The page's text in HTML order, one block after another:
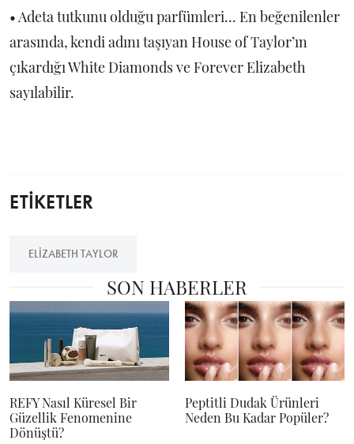
• Adeta tutkunu olduğu parfümleri... En beğenilenler
arasında, kendi adını taşıyan House of Taylor’ın
çıkardığı White Diamonds ve Forever Elizabeth
sayılabilir.
ETİKETLER
ELIZABETH TAYLOR
SON HABERLER
REFY Nasıl Küresel Bir
Güzellik Fenomenine
Dönüştü?
Peptitli Dudak Ürünleri
Neden Bu Kadar Popüler?